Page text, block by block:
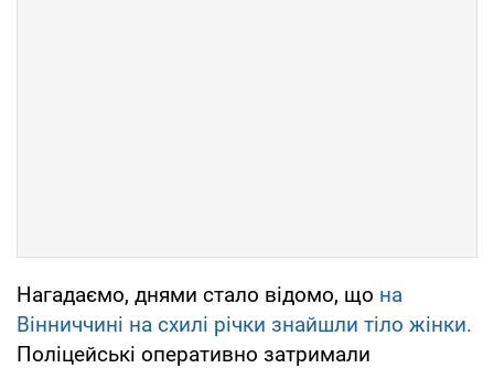
Нагадаємо, днями стало відомо, що на
Вінниччині на схилі річки знайшли тіло жінки.
Поліцейські оперативно затримали